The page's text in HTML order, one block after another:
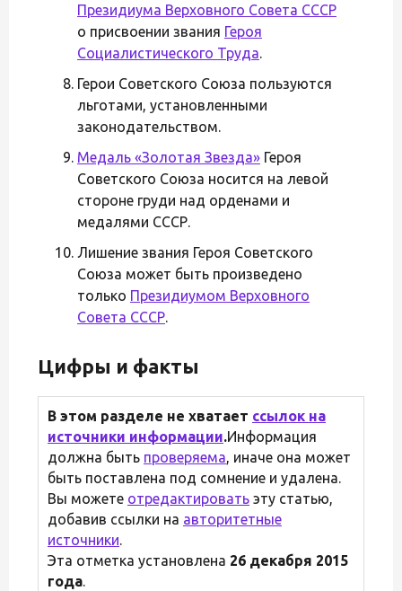
Президиума Верховного Совета СССР
о присвоении звания Героя
Социалистического Труда.
Герои Советского Союза пользуются
льготами, установленными
законодательством.
Медаль «Золотая Звезда» Героя
Советского Союза носится на левой
стороне груди над орденами и
медалями СССР.
Лишение звания Героя Советского
Союза может быть произведено
только Президиумом Верховного
Совета СССР.
Цифры и факты
В этом разделе не хватает ссылок на
источники информации.Информация
должна быть проверяема, иначе она может
быть поставлена под сомнение и удалена.
Вы можете отредактировать эту статью,
добавив ссылки на авторитетные
источники.
Эта отметка установлена 26 декабря 2015
года.